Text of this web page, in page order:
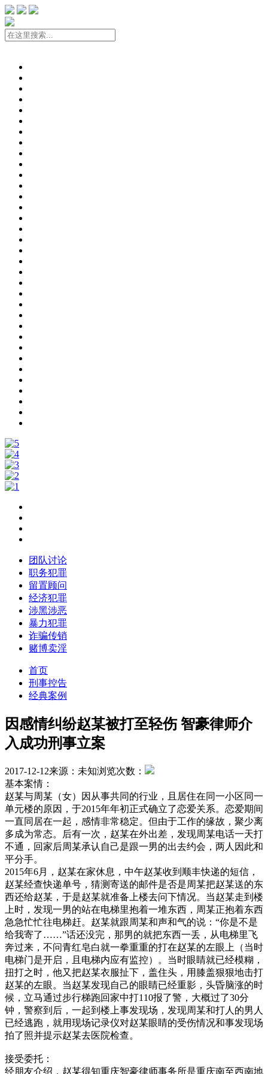
团队讨论
职务犯罪
留置顾问
经济犯罪
涉黑涉恶
暴力犯罪
诈骗传销
赌博卖淫
首页
刑事控告
经典案例
因感情纠纷赵某被打至轻伤 智豪律师介
入成功刑事立案
2017-12-12来源：未知浏览次数：
基本案情：
赵某与周某（女）因从事共同的行业，且居住在同一小区同一
单元楼的原因，于2015年年初正式确立了恋爱关系。恋爱期间
一直同居在一起，感情非常稳定。但由于工作的缘故，聚少离
多成为常态。后有一次，赵某在外出差，发现周某电话一天打
不通，回家后周某承认自己是跟一男的出去约会，两人因此和
平分手。
2015年6月，赵某在家休息，中午赵某收到顺丰快递的短信，
赵某经查快递单号，猜测寄送的邮件是否是周某把赵某送的东
西还给赵某，于是赵某就准备上楼去问下情况。当赵某走到楼
上时，发现一男的站在电梯里抱着一堆东西，周某正抱着东西
急急忙忙往电梯赶。赵某就跟周某和声和气的说：“你是不是
给我寄了……”话还没完，那男的就把东西一丢，从电梯里飞
奔过来，不问青红皂白就一拳重重的打在赵某的左眼上（当时
电梯门是开启，且电梯内应有监控）。当时眼睛就已经模糊，
扭打之时，他又把赵某衣服扯下，盖住头，用膝盖狠狠地击打
赵某的左眼。当赵某发现自己的眼睛已经重影，头昏脑涨的时
候，立马通过步行梯跑回家中打110报了警，大概过了30分
钟，警察到后，一起到楼上事发现场，发现周某和打人的男人
已经逃跑，就用现场记录仪对赵某眼睛的受伤情况和事发现场
拍了照并提示赵某去医院检查。
接受委托：
经朋友介绍，赵某得知重庆智豪律师事务所是重庆南至西南地